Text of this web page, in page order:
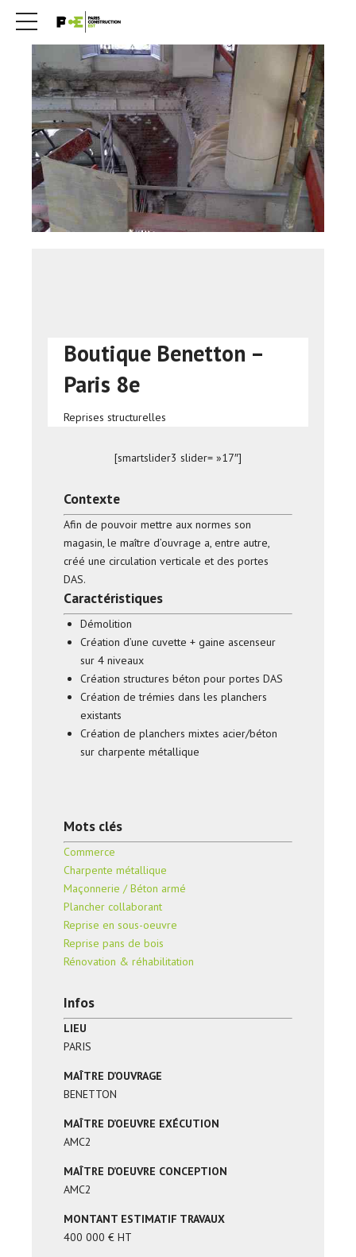
Boutique Benetton –
Paris 8e
Reprises structurelles
[smartslider3 slider= »17″]
Contexte
Afin de pouvoir mettre aux normes son
magasin, le maître d’ouvrage a, entre autre,
créé une circulation verticale et des portes
DAS.
Caractéristiques
Démolition
Création d’une cuvette + gaine ascenseur
sur 4 niveaux
Création structures béton pour portes DAS
Création de trémies dans les planchers
existants
Création de planchers mixtes acier/béton
sur charpente métallique
Mots clés
Commerce
Charpente métallique
Maçonnerie / Béton armé
Plancher collaborant
Reprise en sous-oeuvre
Reprise pans de bois
Rénovation & réhabilitation
Infos
LIEU
PARIS
MAÎTRE D’OUVRAGE
BENETTON
MAÎTRE D’OEUVRE EXÉCUTION
AMC2
MAÎTRE D’OEUVRE CONCEPTION
AMC2
MONTANT ESTIMATIF TRAVAUX
400 000 € HT